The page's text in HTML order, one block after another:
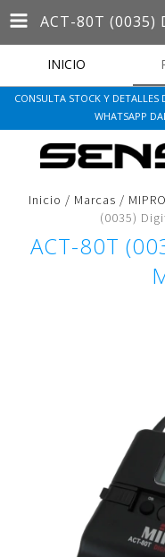
INICIO
CONSULTA STOCK Y
WHATSAPP
Inicio / Marcas / MIPRO
(0035)
ACT-80T